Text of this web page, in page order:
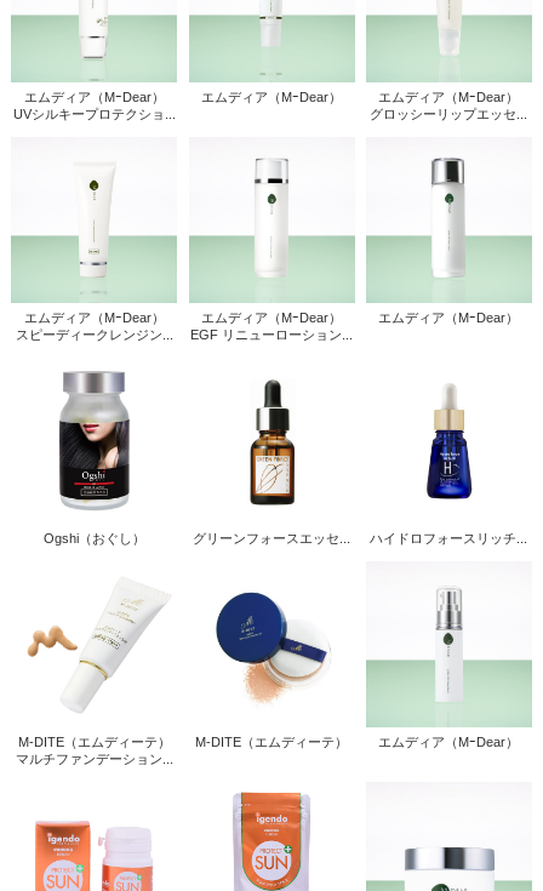
エムディア（MｰDear）
UVシルキープロテクショ...
エムディア（MｰDear）
エムディア（MｰDear）
グロッシーリップエッセ...
エムディア（MｰDear）
スピーディークレンジン...
エムディア（MｰDear）
EGF リニューローション...
エムディア（MｰDear）
Ogshi（おぐし） グリーンフォースエッセ... ハイドロフォースリッチ...
M-DITE（エムディーテ）
マルチファンデーション...
M-DITE（エムディーテ） エムディア（MｰDear）